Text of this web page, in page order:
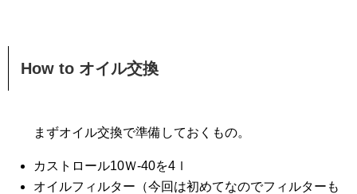
How to オイル交換
まずオイル交換で準備しておくもの。
カストロール10Ｗ-40を4ｌ
オイルフィルター（今回は初めてなのでフィルターも